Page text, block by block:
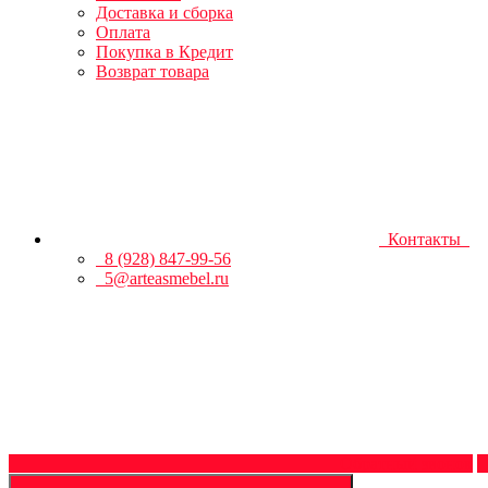
Доставка и сборка
Оплата
Покупка в Кредит
Возврат товара
Контакты
8 (928) 847-99-56
5@arteasmebel.ru